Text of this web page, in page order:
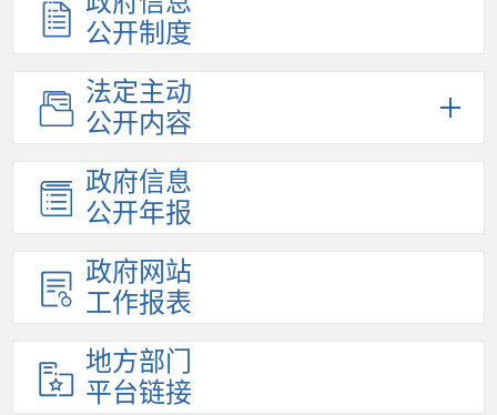
公开制度
法定主动
公开内容
政府信息
公开年报
政府网站
工作报表
地方部门
平台链接